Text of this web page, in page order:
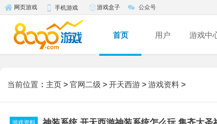
网页游戏 手机游戏 游戏盒子 公众号
首页 用户 游戏中
当前位置 ： 主页 > 官网二级 > 开天西游 > 游戏资料 >
游戏资料